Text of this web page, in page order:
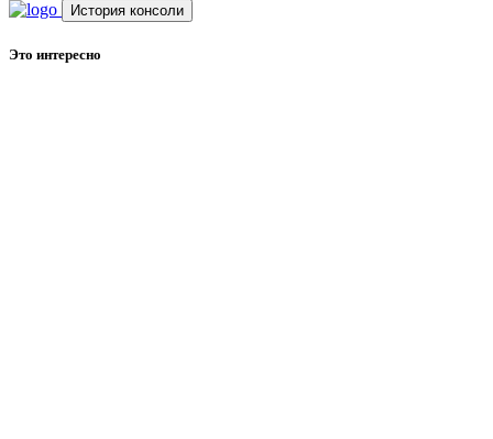
История консоли
Это интересно